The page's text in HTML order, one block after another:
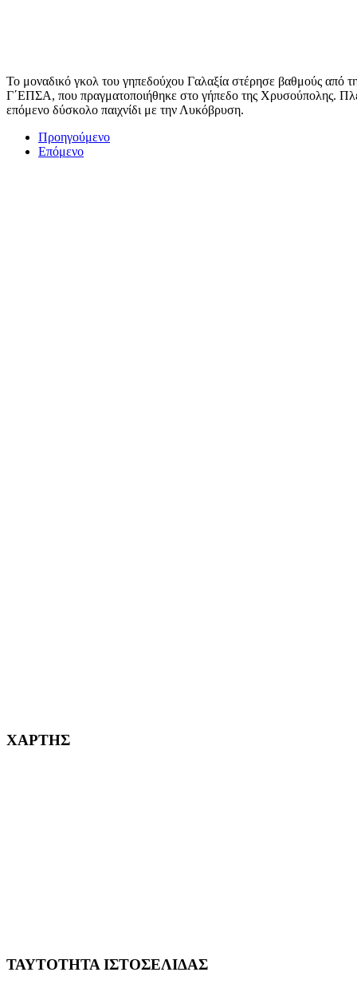
To μοναδικό γκολ του γηπεδούχου Γαλαξία στέρησε βαθμούς από
Γ΄ΕΠΣΑ, που πραγματοποιήθηκε στο γήπεδο της Χρυσούπολης.
επόμενο δύσκολο παιχνίδι με την Λυκόβρυση.
Προηγούμενο
Επόμενο
ΧΑΡΤΗΣ
ΤΑΥΤΟΤΗΤΑ ΙΣΤΟΣΕΛΙΔΑΣ